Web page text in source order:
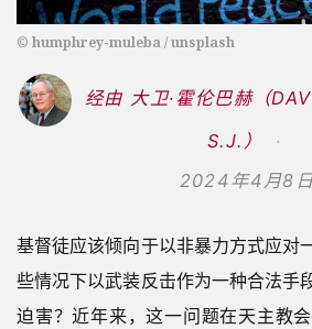
© humphrey-muleba / unsplash
经由 大卫·霍伦巴赫（
S.J.）
2024年4月8
基督徒应该倾向于以非暴力方式应对
些情况下以武装反击作为一种合法手
迫害？近年来，这一问题在天主教